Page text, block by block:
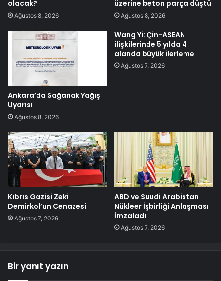
olacak?
Ağustos 8, 2026
üzerine beton parça düştü
Ağustos 8, 2026
Ankara’da Sağanak Yağış
Uyarısı
Ağustos 8, 2026
Wang Yi: Çin-ASEAN
ilişkilerinde 5 yılda 4
alanda büyük ilerleme
Ağustos 7, 2026
Kıbrıs Gazisi Zeki
Demirkol’un Cenazesi
Ağustos 7, 2026
ABD ve Suudi Arabistan
Nükleer İşbirliği Anlaşması
İmzaladı
Ağustos 7, 2026
Bir yanıt yazın